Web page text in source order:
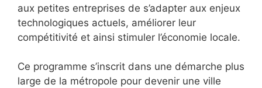
aux petites entreprises de s’adapter aux enjeux
technologiques actuels, améliorer leur
compétitivité et ainsi stimuler l’économie locale.
Ce programme s’inscrit dans une démarche plus
large de la métropole pour devenir une ville